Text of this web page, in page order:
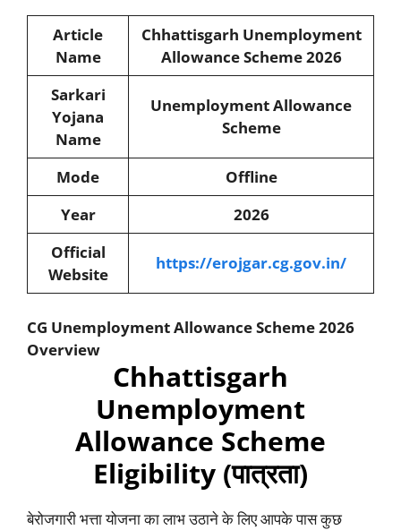
Article
Name
Chhattisgarh Unemployment
Allowance Scheme2026
Sarkari
Yojana
Name
Unemployment Allowance
Scheme
Mode
Offline
Year
2026
Official
Website
https://erojgar.cg.gov.in/
CG Unemployment Allowance Scheme2026
Overview
Chhattisgarh
Unemployment
Allowance Scheme
Eligibility (पात्रता)
बेरोजगारी भत्ता योजना का लाभ उठाने के लिए आपके पास कुछ